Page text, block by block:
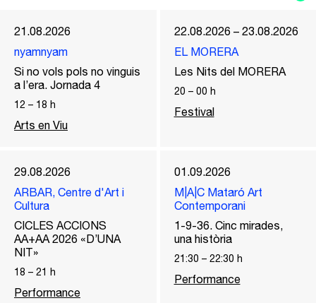
21.08.2026
nyamnyam
Si no vols pols no vinguis
a l’era. Jornada 4
12 – 18 h
Arts en Viu
22.08.2026 – 23.08.2026
EL MORERA
Les Nits del MORERA
20 – 00 h
Festival
29.08.2026
ARBAR, Centre d'Art i
Cultura
CICLES ACCIONS
AA+AA 2026 «D’UNA
NIT»
18 – 21 h
Performance
01.09.2026
M|A|C Mataró Art
Contemporani
1-9-36. Cinc mirades,
una història
21:30 – 22:30 h
Performance